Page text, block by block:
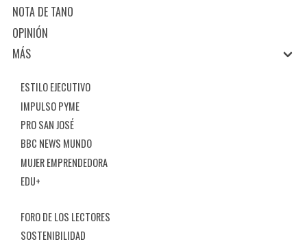
NOTA DE TANO
OPINIÓN
MÁS
ESTILO EJECUTIVO
IMPULSO PYME
PRO SAN JOSÉ
BBC NEWS MUNDO
MUJER EMPRENDEDORA
EDU+
FORO DE LOS LECTORES
SOSTENIBILIDAD